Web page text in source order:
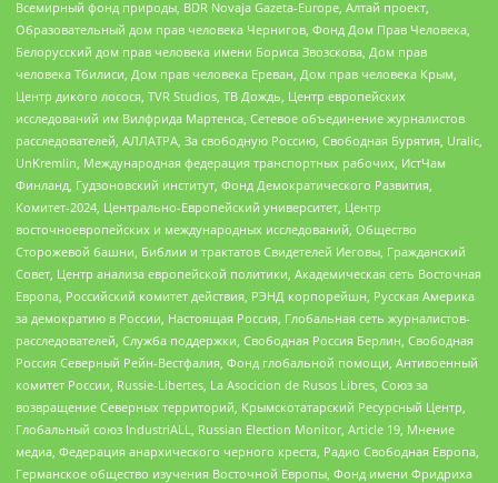
Всемирный фонд природы, BDR Novaja Gazeta-Europe, Алтай проект,
Образовательный дом прав человека Чернигов, Фонд Дом Прав Человека,
Белорусский дом прав человека имени Бориса Звозскова, Дом прав
человека Тбилиси, Дом прав человека Ереван, Дом прав человека Крым,
Центр дикого лосося, TVR Studios, ТВ Дождь, Центр европейских
исследований им Вилфрида Мартенса, Сетевое объединение журналистов
расследователей, АЛЛАТРА, За свободную Россию, Свободная Бурятия, Uralic,
UnKremlin, Международная федерация транспортных рабочих, ИстЧам
Финланд, Гудзоновский институт, Фонд Демократического Развития,
Комитет-2024, Центрально-Европейский университет, Центр
восточноевропейских и международных исследований, Общество
Сторожевой башни, Библии и трактатов Свидетелей Иеговы, Гражданский
Совет, Центр анализа европейской политики, Академическая сеть Восточная
Европа, Российский комитет действия, РЭНД корпорейшн, Русская Америка
за демократию в России, Настоящая Россия, Глобальная сеть журналистов-
расследователей, Служба поддержки, Свободная Россия Берлин, Свободная
Россия Северный Рейн-Вестфалия, Фонд глобальной помощи, Антивоенный
комитет России, Russie-Libertes, La Asocicion de Rusos Libres, Союз за
возвращение Северных территорий, Крымскотатарский Ресурсный Центр,
Глобальный союз IndustriALL, Russian Election Monitor, Article 19, Мнение
медиа, Федерация анархического черного креста, Радио Свободная Европа,
Германское общество изучения Восточной Европы, Фонд имени Фридриха